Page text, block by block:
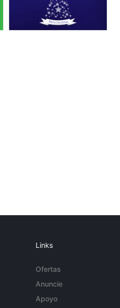
Links
Ofertas
Anuncie
Apoyo